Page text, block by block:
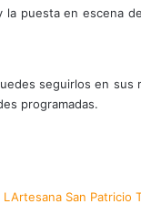
puesta en escena
seguirlos en sus
programadas.
LArtesana San Patricio